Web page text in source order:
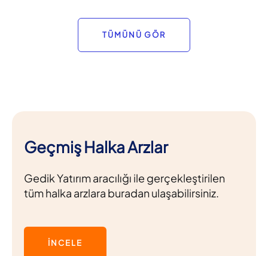
TÜMÜNÜ GÖR
Geçmiş Halka Arzlar
Gedik Yatırım aracılığı ile gerçekleştirilen
tüm halka arzlara buradan ulaşabilirsiniz.
İNCELE